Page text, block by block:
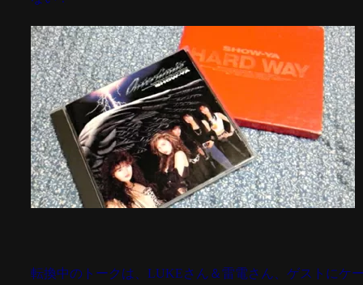
転換中のトークは、LUKEさん＆雷電さん、ゲストにケ